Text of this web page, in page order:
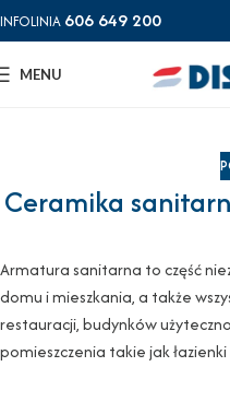
INFOLINIA 606 649 200
MENU
Ceramika
Armatura sanitarna to część
domu i mieszkania, a także
restauracji, budynków
pomieszczenia takie jak